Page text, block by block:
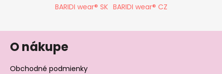
i
u
BARIDI wear® SK BARIDI wear® CZ
O nákupe
Obchodné podmienky